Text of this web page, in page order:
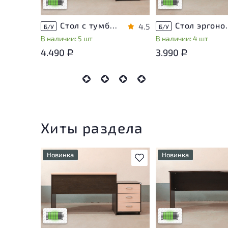
Б/У Стол с тумбой ЛДСП Венге
В наличии: 5 шт
4.5
4.490 Р
Б/У Стол
В наличии: 4 шт
3.990 Р
Хиты раздела
В избранное
Новинка
незначительные следы
эксплуатации, не влияющие
использования
Низкая степень износа
Новинка
У товара
незначительные
эксплуатации, не
на удобство его
использования
Низкая степень